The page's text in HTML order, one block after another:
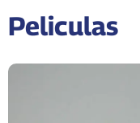
Peliculas